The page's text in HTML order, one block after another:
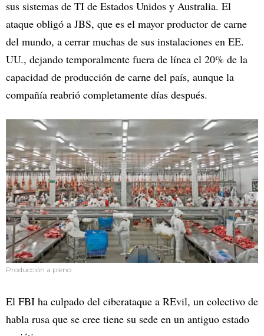
sus sistemas de TI de Estados Unidos y Australia. El
ataque obligó a JBS, que es el mayor productor de carne
del mundo, a cerrar muchas de sus instalaciones en EE.
UU., dejando temporalmente fuera de línea el 20% de la
capacidad de producción de carne del país, aunque la
compañía reabrió completamente días después.
Producción a pleno
El FBI ha culpado del ciberataque a REvil, un colectivo de
habla rusa que se cree tiene su sede en un antiguo estado